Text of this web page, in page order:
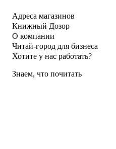
Адреса магазинов
Книжный Дозор
О компании
Читай-город для бизнеса
Хотите у нас работать?
Знаем, что почитать